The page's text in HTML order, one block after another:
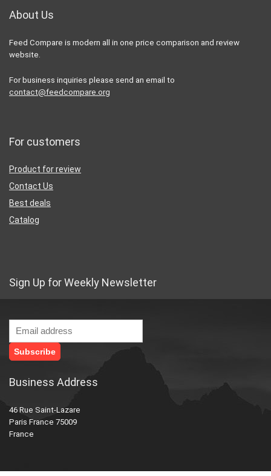
About Us
Feed Compare is modern all in one price comparison and review
website.
For business inquiries please send an email to
contact@feedcompare.org
For customers
Product for review
Contact Us
Best deals
Catalog
Sign Up for Weekly Newsletter
Business Address
46 Rue Saint-Lazare
Paris France 75009
France